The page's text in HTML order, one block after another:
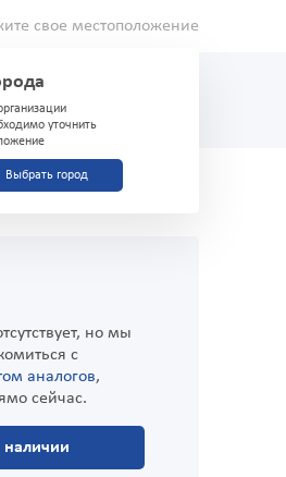
свое местоположение
уточнить
Выбрать город
но мы
с
аналогов,
сейчас.